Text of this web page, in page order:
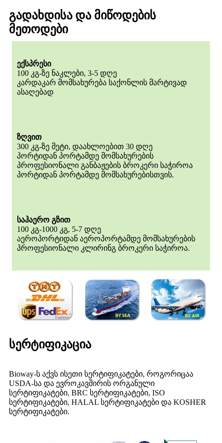
გადახდისა და მიწოდების
მეთოდები
ექსპრესი
100 კგ-ზე ნაკლები, 3-5 დღე
კარდაკარ მომსახურება საქონლის მარტივად
ასაღებად
ზღვით
300 კგ-ზე მეტი, დაახლოებით 30 დღე
პორტიდან პორტამდე მომსახურების
პროფესიონალი განბაჟების ბროკერი საჭიროა
პორტიდან პორტამდე მომსახურებისთვის.
საჰაერო გზით
100 კგ-1000 კგ, 5-7 დღე
აეროპორტიდან აეროპორტამდე მომსახურების
პროფესიონალი კლირინგ ბროკერი საჭიროა.
სერტიფიკაცია
Bioway-ს აქვს ისეთი სერტიფიკატები, როგორიცაა
USDA-სა და ევროკავშირის ორგანული
სერტიფიკატები, BRC სერტიფიკატები, ISO
სერტიფიკატები, HALAL სერტიფიკატები და KOSHER
სერტიფიკატები.